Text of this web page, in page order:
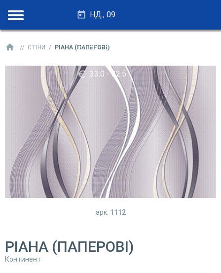
НД., 09
28.25 - 27.75
33.0 - 32.5
СТІНИ РІАНА (ПАПЕРОВІ)
арк. 1112
РІАНА (ПАПЕРОВІ)
Континент